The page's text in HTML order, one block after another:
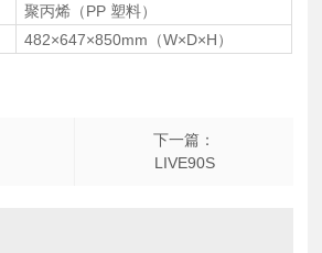
聚丙烯（PP 塑料）
482×647×850mm（W×D×H）
下一篇：
LIVE90S